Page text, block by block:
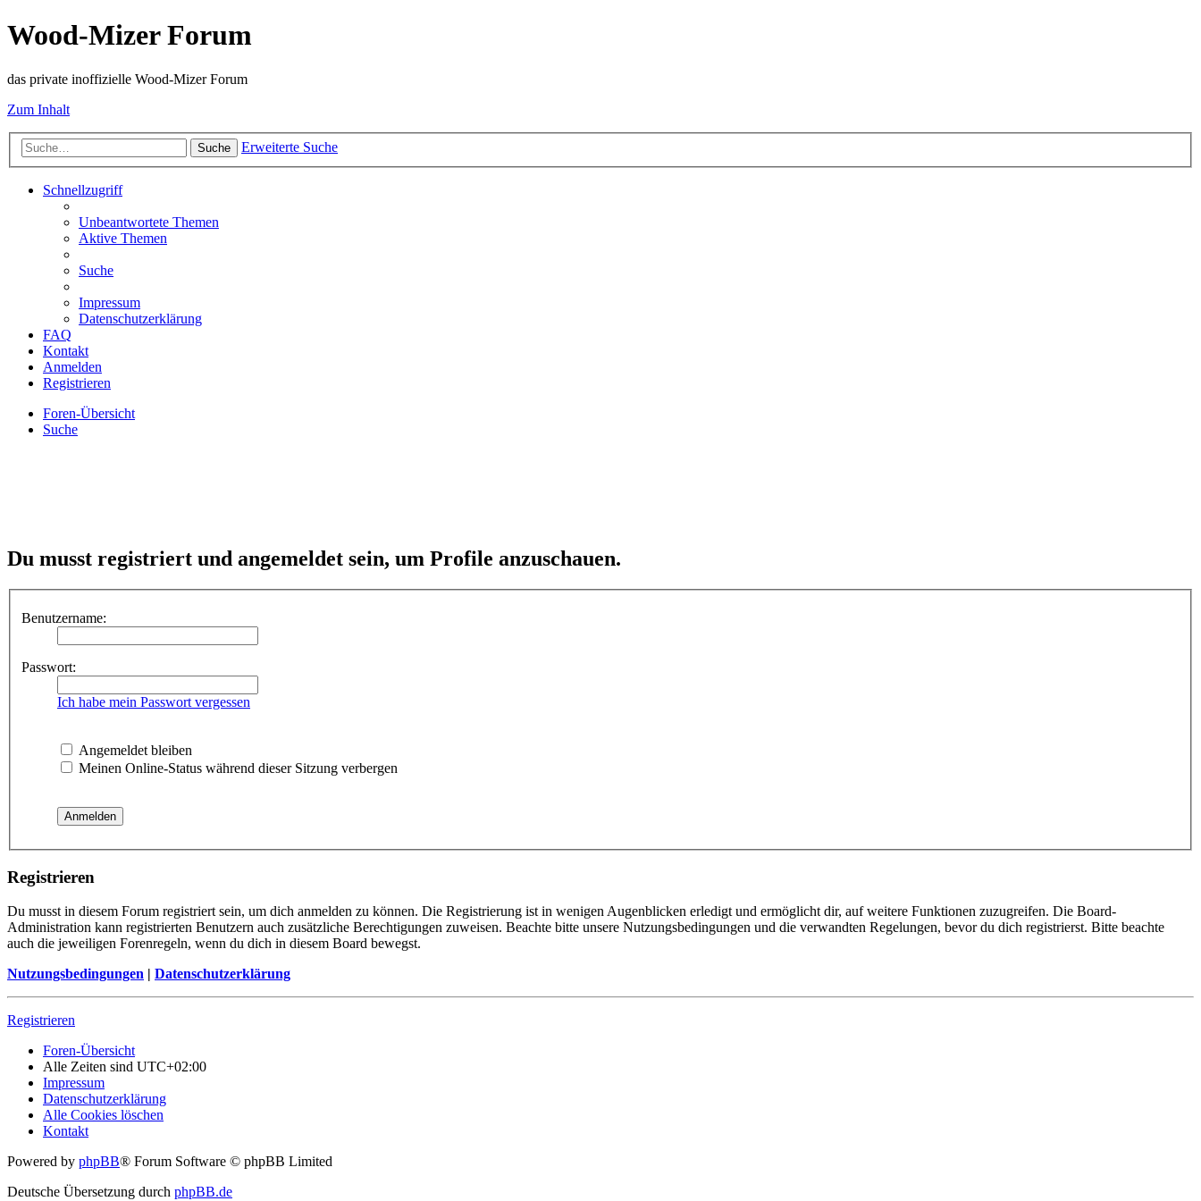
Wood-Mizer Forum
das private inoffizielle Wood-Mizer Forum
Zum Inhalt
Suche Erweiterte Suche
Schnellzugriff
Unbeantwortete Themen
Aktive Themen
Suche
Impressum
Datenschutzerklärung
FAQ
Kontakt
Anmelden
Registrieren
Foren-Übersicht
Suche
Du musst registriert und angemeldet sein, um Profile anzuschauen.
Benutzername:
Passwort:
Ich habe mein Passwort vergessen
Angemeldet bleiben
Meinen Online-Status während dieser Sitzung verbergen
Registrieren
Du musst in diesem Forum registriert sein, um dich anmelden zu können. Die Registrierung ist in wenigen Augenblicken erledigt und ermöglicht dir, auf weitere Funktionen zuzugreifen. Die Board-
Administration kann registrierten Benutzern auch zusätzliche Berechtigungen zuweisen. Beachte bitte unsere Nutzungsbedingungen und die verwandten Regelungen, bevor du dich registrierst. Bitte beachte
auch die jeweiligen Forenregeln, wenn du dich in diesem Board bewegst.
Nutzungsbedingungen | Datenschutzerklärung
Registrieren
Foren-Übersicht
Alle Zeiten sind UTC+02:00
Impressum
Datenschutzerklärung
Alle Cookies löschen
Kontakt
Powered by phpBB® Forum Software © phpBB Limited
Deutsche Übersetzung durch phpBB.de